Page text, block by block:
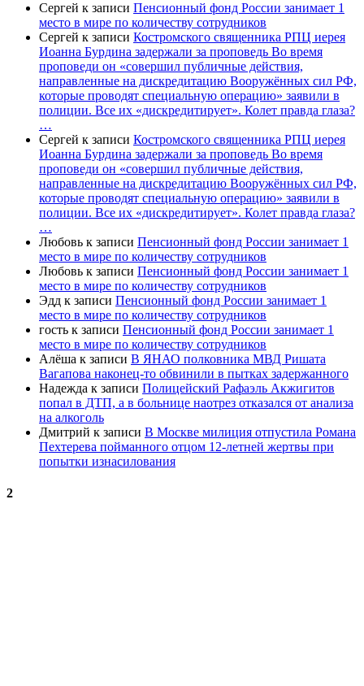
Сергей к записи Пенсионный фонд России занимает 1
место в мире по количеству сотрудников
Сергей к записи Костромского священника РПЦ иерея
Иоанна Бурдина задержали за проповедь Во время
проповеди он «совершил публичные действия,
направленные на дискредитацию Вооружённых сил РФ,
которые проводят специальную операцию» заявили в
полиции. Все их «дискредитирует». Колет правда глаза?
…
Сергей к записи Костромского священника РПЦ иерея
Иоанна Бурдина задержали за проповедь Во время
проповеди он «совершил публичные действия,
направленные на дискредитацию Вооружённых сил РФ,
которые проводят специальную операцию» заявили в
полиции. Все их «дискредитирует». Колет правда глаза?
…
Любовь к записи Пенсионный фонд России занимает 1
место в мире по количеству сотрудников
Любовь к записи Пенсионный фонд России занимает 1
место в мире по количеству сотрудников
Эдд к записи Пенсионный фонд России занимает 1
место в мире по количеству сотрудников
гость к записи Пенсионный фонд России занимает 1
место в мире по количеству сотрудников
Алёша к записи В ЯНАО полковника МВД Ришата
Вагапова наконец-то обвинили в пытках задержанного
Надежда к записи Полицейский Рафаэль Акжигитов
попал в ДТП, а в больнице наотрез отказался от анализа
на алкоголь
Дмитрий к записи В Москве милиция отпустила Романа
Пехтерева пойманного отцом 12-летней жертвы при
попытки изнасилования
2